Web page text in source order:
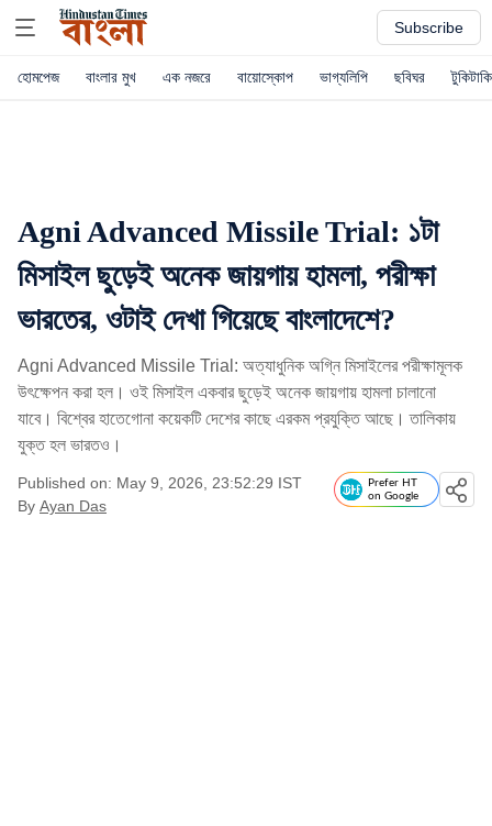
Subscribe
হোমপেজ বাংলার মুখ এক নজরে বায়োস্কোপ ভাগ্যলিপি ছবিঘর টুকিটাকি
Agni Advanced Missile Trial: ১টা
মিসাইল ছুড়েই অনেক জায়গায় হামলা, পরীক্ষা
ভারতের, ওটাই দেখা গিয়েছে বাংলাদেশে?
Agni Advanced Missile Trial: অত্যাধুনিক অগ্নি মিসাইলের পরীক্ষামূলক
উৎক্ষেপন করা হল। ওই মিসাইল একবার ছুড়েই অনেক জায়গায় হামলা চালানো
যাবে। বিশ্বের হাতেগোনা কয়েকটি দেশের কাছে এরকম প্রযুক্তি আছে। তালিকায়
যুক্ত হল ভারতও।
Published on: May 9, 2026, 23:52:29 IST
By Ayan Das
Prefer HT
on Google